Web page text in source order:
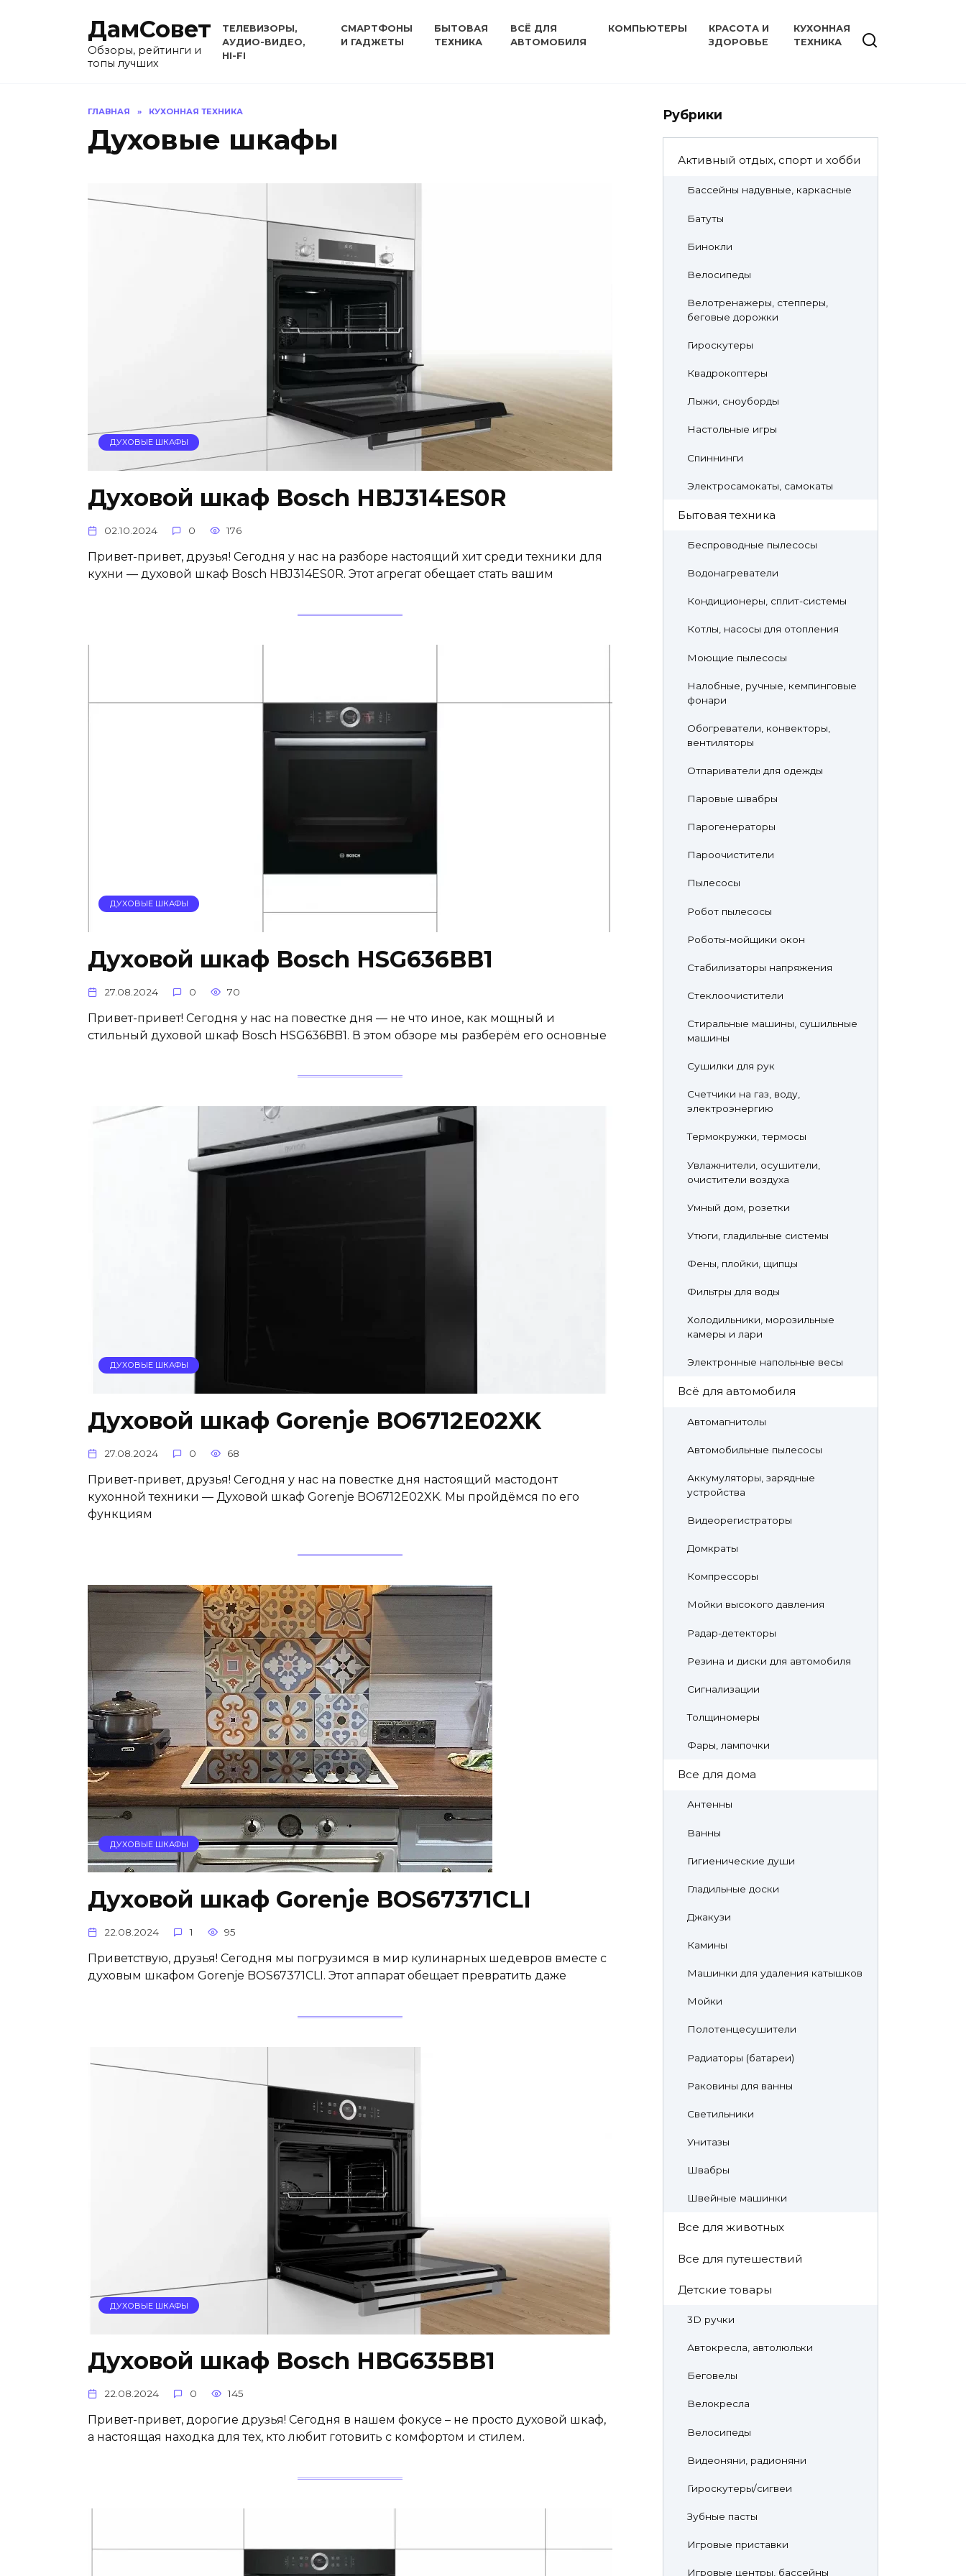
ДамСовет
Обзоры, рейтинги и
топы лучших
ТЕЛЕВИЗОРЫ,
АУДИО-ВИДЕО,
HI-FI
СМАРТФОНЫ
И ГАДЖЕТЫ
БЫТОВАЯ
ТЕХНИКА
ВСЁ ДЛЯ
АВТОМОБИЛЯ
КОМПЬЮТЕРЫ
КРАСОТА И
ЗДОРОВЬЕ
КУХОННАЯ
ТЕХНИКА
ГЛАВНАЯ » КУХОННАЯ ТЕХНИКА
Духовые шкафы
ДУХОВЫЕ ШКАФЫ
Духовой шкаф Bosch HBJ314ES0R
02.10.2024 0 176
Привет-привет, друзья! Сегодня у нас на разборе настоящий хит среди техники для
кухни — духовой шкаф Bosch HBJ314ES0R. Этот агрегат обещает стать вашим
ДУХОВЫЕ ШКАФЫ
Духовой шкаф Bosch HSG636BB1
27.08.2024 0 70
Привет-привет! Сегодня у нас на повестке дня — не что иное, как мощный и
стильный духовой шкаф Bosch HSG636BB1. В этом обзоре мы разберём его основные
ДУХОВЫЕ ШКАФЫ
Духовой шкаф Gorenje BO6712E02XK
27.08.2024 0 68
Привет-привет, друзья! Сегодня у нас на повестке дня настоящий мастодонт
кухонной техники — Духовой шкаф Gorenje BO6712E02XK. Мы пройдёмся по его
функциям
ДУХОВЫЕ ШКАФЫ
Духовой шкаф Gorenje BOS67371CLI
22.08.2024 1 95
Приветствую, друзья! Сегодня мы погрузимся в мир кулинарных шедевров вместе с
духовым шкафом Gorenje BOS67371CLI. Этот аппарат обещает превратить даже
ДУХОВЫЕ ШКАФЫ
Духовой шкаф Bosch HBG635BB1
22.08.2024 0 145
Привет-привет, дорогие друзья! Сегодня в нашем фокусе – не просто духовой шкаф,
а настоящая находка для тех, кто любит готовить с комфортом и стилем.
Рубрики
Активный отдых, спорт и хобби
Бассейны надувные, каркасные
Батуты
Бинокли
Велосипеды
Велотренажеры, степперы,
беговые дорожки
Гироскутеры
Квадрокоптеры
Лыжи, сноуборды
Настольные игры
Спиннинги
Электросамокаты, самокаты
Бытовая техника
Беспроводные пылесосы
Водонагреватели
Кондиционеры, сплит-системы
Котлы, насосы для отопления
Моющие пылесосы
Налобные, ручные, кемпинговые
фонари
Обогреватели, конвекторы,
вентиляторы
Отпариватели для одежды
Паровые швабры
Парогенераторы
Пароочистители
Пылесосы
Робот пылесосы
Роботы-мойщики окон
Стабилизаторы напряжения
Стеклоочистители
Стиральные машины, сушильные
машины
Сушилки для рук
Счетчики на газ, воду,
электроэнергию
Термокружки, термосы
Увлажнители, осушители,
очистители воздуха
Умный дом, розетки
Утюги, гладильные системы
Фены, плойки, щипцы
Фильтры для воды
Холодильники, морозильные
камеры и лари
Электронные напольные весы
Всё для автомобиля
Автомагнитолы
Автомобильные пылесосы
Аккумуляторы, зарядные
устройства
Видеорегистраторы
Домкраты
Компрессоры
Мойки высокого давления
Радар-детекторы
Резина и диски для автомобиля
Сигнализации
Толщиномеры
Фары, лампочки
Все для дома
Антенны
Ванны
Гигиенические души
Гладильные доски
Джакузи
Камины
Машинки для удаления катышков
Мойки
Полотенцесушители
Радиаторы (батареи)
Раковины для ванны
Светильники
Унитазы
Швабры
Швейные машинки
Все для животных
Все для путешествий
Детские товары
3D ручки
Автокресла, автолюльки
Беговелы
Велокресла
Велосипеды
Видеоняни, радионяни
Гироскутеры/сигвеи
Зубные пасты
Игровые приставки
Игровые центры, бассейны